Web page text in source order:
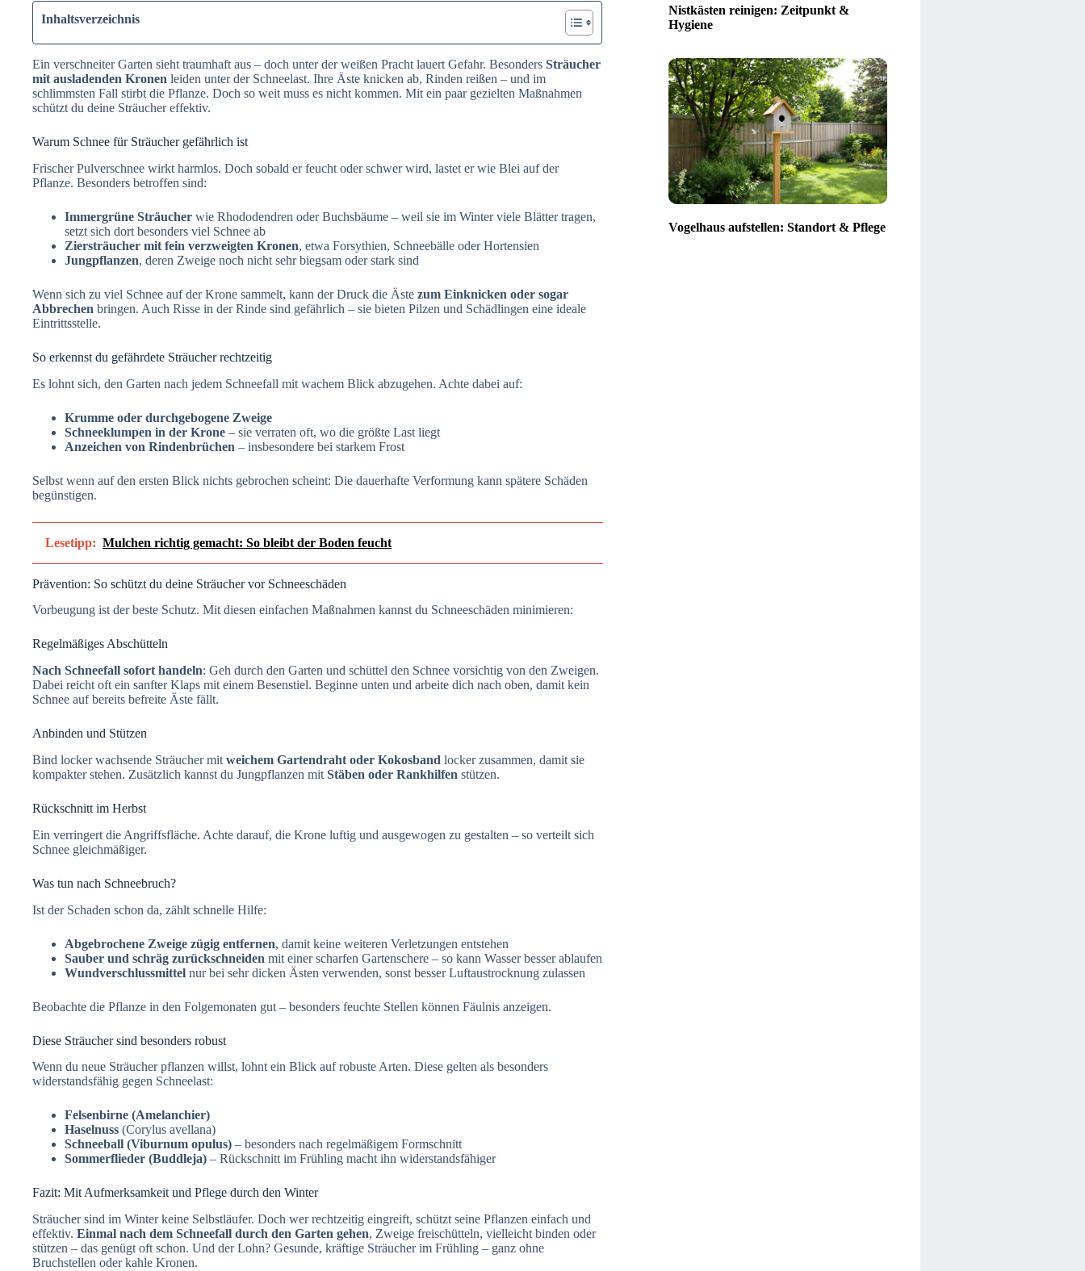
Inhaltsverzeichnis
Ein verschneiter Garten sieht traumhaft aus – doch unter der weißen Pracht lauert Gefahr. Besonders Sträucher
mit ausladenden Kronen leiden unter der Schneelast. Ihre Äste knicken ab, Rinden reißen – und im
schlimmsten Fall stirbt die Pflanze. Doch so weit muss es nicht kommen. Mit ein paar gezielten Maßnahmen
schützt du deine Sträucher effektiv.
Warum Schnee für Sträucher gefährlich ist
Frischer Pulverschnee wirkt harmlos. Doch sobald er feucht oder schwer wird, lastet er wie Blei auf der
Pflanze. Besonders betroffen sind:
Immergrüne Sträucher wie Rhododendren oder Buchsbäume – weil sie im Winter viele Blätter tragen,
setzt sich dort besonders viel Schnee ab
Ziersträucher mit fein verzweigten Kronen, etwa Forsythien, Schneebälle oder Hortensien
Jungpflanzen, deren Zweige noch nicht sehr biegsam oder stark sind
Wenn sich zu viel Schnee auf der Krone sammelt, kann der Druck die Äste zum Einknicken oder sogar
Abbrechen bringen. Auch Risse in der Rinde sind gefährlich – sie bieten Pilzen und Schädlingen eine ideale
Eintrittsstelle.
So erkennst du gefährdete Sträucher rechtzeitig
Es lohnt sich, den Garten nach jedem Schneefall mit wachem Blick abzugehen. Achte dabei auf:
Krumme oder durchgebogene Zweige
Schneeklumpen in der Krone – sie verraten oft, wo die größte Last liegt
Anzeichen von Rindenbrüchen – insbesondere bei starkem Frost
Selbst wenn auf den ersten Blick nichts gebrochen scheint: Die dauerhafte Verformung kann spätere Schäden
begünstigen.
Lesetipp: Mulchen richtig gemacht: So bleibt der Boden feucht
Prävention: So schützt du deine Sträucher vor Schneeschäden
Vorbeugung ist der beste Schutz. Mit diesen einfachen Maßnahmen kannst du Schneeschäden minimieren:
Regelmäßiges Abschütteln
Nach Schneefall sofort handeln: Geh durch den Garten und schüttel den Schnee vorsichtig von den Zweigen.
Dabei reicht oft ein sanfter Klaps mit einem Besenstiel. Beginne unten und arbeite dich nach oben, damit kein
Schnee auf bereits befreite Äste fällt.
Anbinden und Stützen
Bind locker wachsende Sträucher mit weichem Gartendraht oder Kokosband locker zusammen, damit sie
kompakter stehen. Zusätzlich kannst du Jungpflanzen mit Stäben oder Rankhilfen stützen.
Rückschnitt im Herbst
Ein verringert die Angriffsfläche. Achte darauf, die Krone luftig und ausgewogen zu gestalten – so verteilt sich
Schnee gleichmäßiger.
Was tun nach Schneebruch?
Ist der Schaden schon da, zählt schnelle Hilfe:
Abgebrochene Zweige zügig entfernen, damit keine weiteren Verletzungen entstehen
Sauber und schräg zurückschneiden mit einer scharfen Gartenschere – so kann Wasser besser ablaufen
Wundverschlussmittel nur bei sehr dicken Ästen verwenden, sonst besser Luftaustrocknung zulassen
Beobachte die Pflanze in den Folgemonaten gut – besonders feuchte Stellen können Fäulnis anzeigen.
Diese Sträucher sind besonders robust
Wenn du neue Sträucher pflanzen willst, lohnt ein Blick auf robuste Arten. Diese gelten als besonders
widerstandsfähig gegen Schneelast:
Felsenbirne (Amelanchier)
Haselnuss (Corylus avellana)
Schneeball (Viburnum opulus) – besonders nach regelmäßigem Formschnitt
Sommerflieder (Buddleja) – Rückschnitt im Frühling macht ihn widerstandsfähiger
Fazit: Mit Aufmerksamkeit und Pflege durch den Winter
Sträucher sind im Winter keine Selbstläufer. Doch wer rechtzeitig eingreift, schützt seine Pflanzen einfach und
effektiv. Einmal nach dem Schneefall durch den Garten gehen, Zweige freischütteln, vielleicht binden oder
stützen – das genügt oft schon. Und der Lohn? Gesunde, kräftige Sträucher im Frühling – ganz ohne
Bruchstellen oder kahle Kronen.
Nistkästen reinigen: Zeitpunkt &
Hygiene
Vogelhaus aufstellen: Standort & Pflege